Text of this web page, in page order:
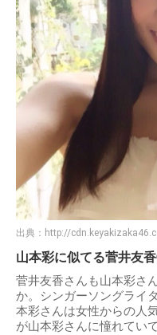
出典： http://
山本彩に似てる菅井友
菅井友香さんも山本彩さ
か。シンガーソングライ
本彩さんは女性からの人
が山本彩さんに憧れてい